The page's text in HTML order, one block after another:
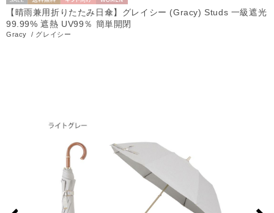
セー
ル
送料無料 ギフト向
け
WOMEN
【晴雨兼用折りたたみ日傘】グレイシー (Gracy) Studs 一級遮光
99.99% 遮熱 UV99％ 簡単開閉
Gracy / グレイシー